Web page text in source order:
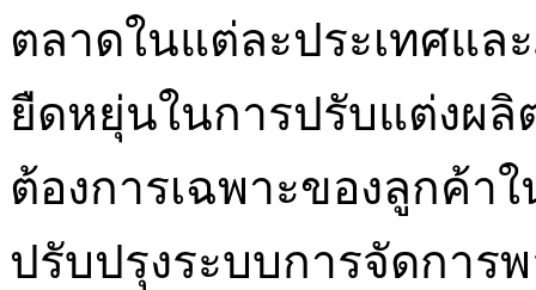
ตลาดในแต่ละประเทศแ
ยืดหยุ่นในการปรับแต่งผ
ต้องการเฉพาะของลูกค้า
ปรับปรุงระบบการจัดการ